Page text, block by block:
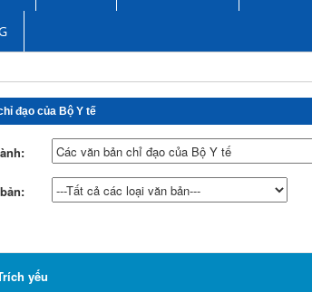
đạo của Bộ Y tế
yếu